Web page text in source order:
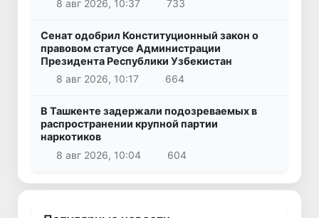
8 авг 2026, 10:37
733
Сенат одобрил Конституционный закон о
правовом статусе Администрации
Президента Республики Узбекистан
8 авг 2026, 10:17
664
В Ташкенте задержали подозреваемых в
распространении крупной партии
наркотиков
8 авг 2026, 10:04
604